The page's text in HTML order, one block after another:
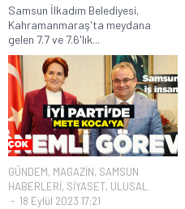
Samsun İlkadım Belediyesi,
Kahramanmaraş'ta meydana
gelen 7.7 ve 7.6'lık...
GÜNDEM, MAGAZİN, SAMSUN
HABERLERİ, SİYASET, ULUSAL
18 Eylül 2023 17:21